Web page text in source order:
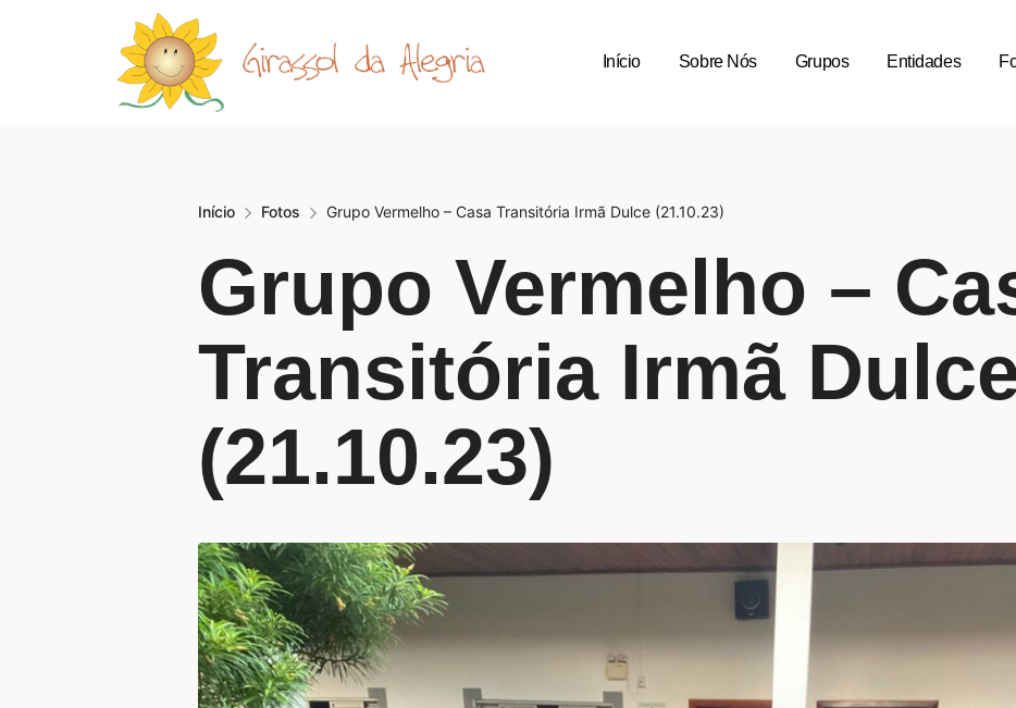
Início Sobre Nós Grupos Entidades
Início Fotos Grupo Vermelho – Casa Transitória Irmã Dulce (21.10.23)
Grupo Vermelho –
Transitória Irmã
(21.10.23)